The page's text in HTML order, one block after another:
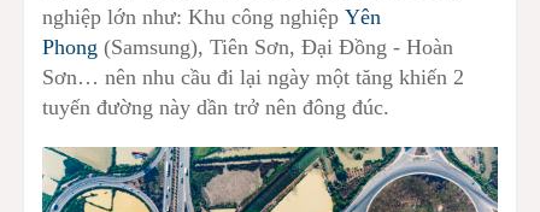
nghiệp lớn như: Khu công nghiệpYên
Phong (Samsung), Tiên Sơn, Đại Đồng - Hoàn
Sơn… nên nhu cầu đi lại ngày một tăng khiến 2
tuyến đường này dần trở nên đông đúc.